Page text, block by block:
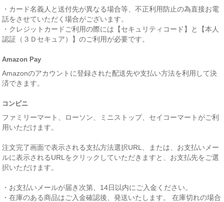
・カード名義人と送付先が異なる場合等、不正利用防止の為直接お電
話をさせていただく場合がございます。
・クレジットカードご利用の際には【セキュリティコード】と【本人
認証（３Ｄセキュア）】のご利用が必要です。
Amazon Pay
Amazonのアカウントに登録された配送先や支払い方法を利用して決
済できます。
コンビニ
ファミリーマート、ローソン、ミニストップ、セイコーマートがご利
用いただけます。
注文完了画面で表示される支払方法選択URL、または、お支払いメー
ルに表示されるURLをクリックしていただきますと、お支払先をご選
択いただけます。
・お支払いメールが届き次第、14日以内にご入金ください。
・在庫のある商品はご入金確認後、発送いたします。 在庫切れの場合